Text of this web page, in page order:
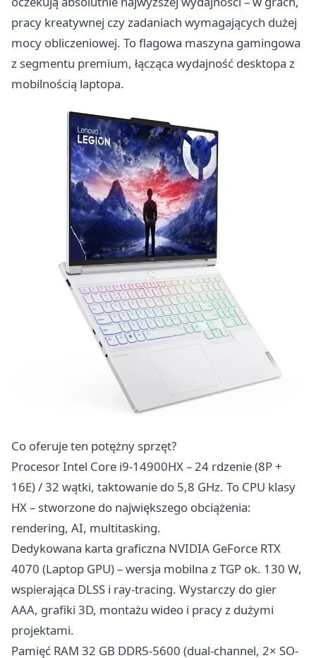
pracy kreatywnej czy zadaniach wymagających dużej
mocy obliczeniowej. To flagowa maszyna gamingowa
z segmentu premium, łącząca wydajność desktopa z
mobilnością laptopa.
Co oferuje ten potężny sprzęt?
Procesor Intel Core i9-14900HX – 24 rdzenie (8P +
16E) / 32 wątki, taktowanie do 5,8 GHz. To CPU klasy
HX – stworzone do największego obciążenia:
rendering, AI, multitasking.
Dedykowana karta graficzna NVIDIA GeForce RTX
4070 (Laptop GPU) – wersja mobilna z TGP ok. 130 W,
wspierająca DLSS i ray-tracing. Wystarczy do gier
AAA, grafiki 3D, montażu wideo i pracy z dużymi
projektami.
Pamięć RAM 32 GB DDR5-5600 (dual-channel, 2× SO-